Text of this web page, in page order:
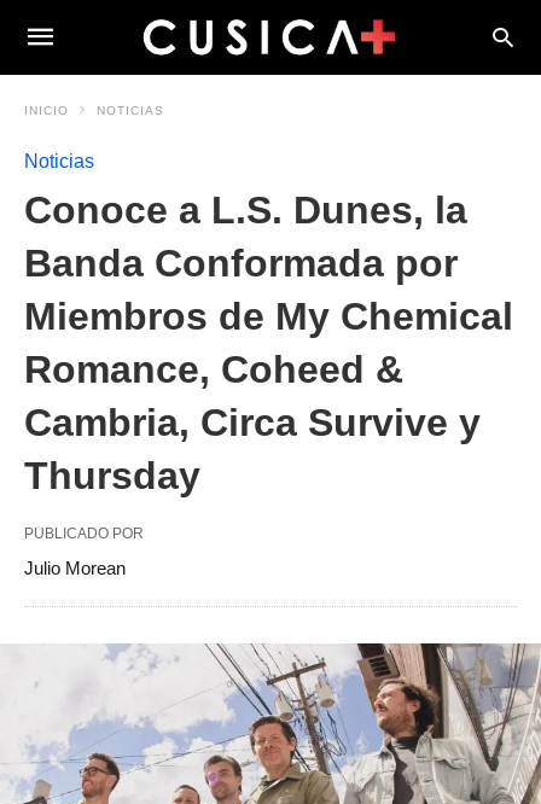
INICIO NOTICIAS
Noticias
Conoce a L.S. Dunes, la
Banda Conformada por
Miembros de My Chemical
Romance, Coheed &
Cambria, Circa Survive y
Thursday
PUBLICADO POR
Julio Morean